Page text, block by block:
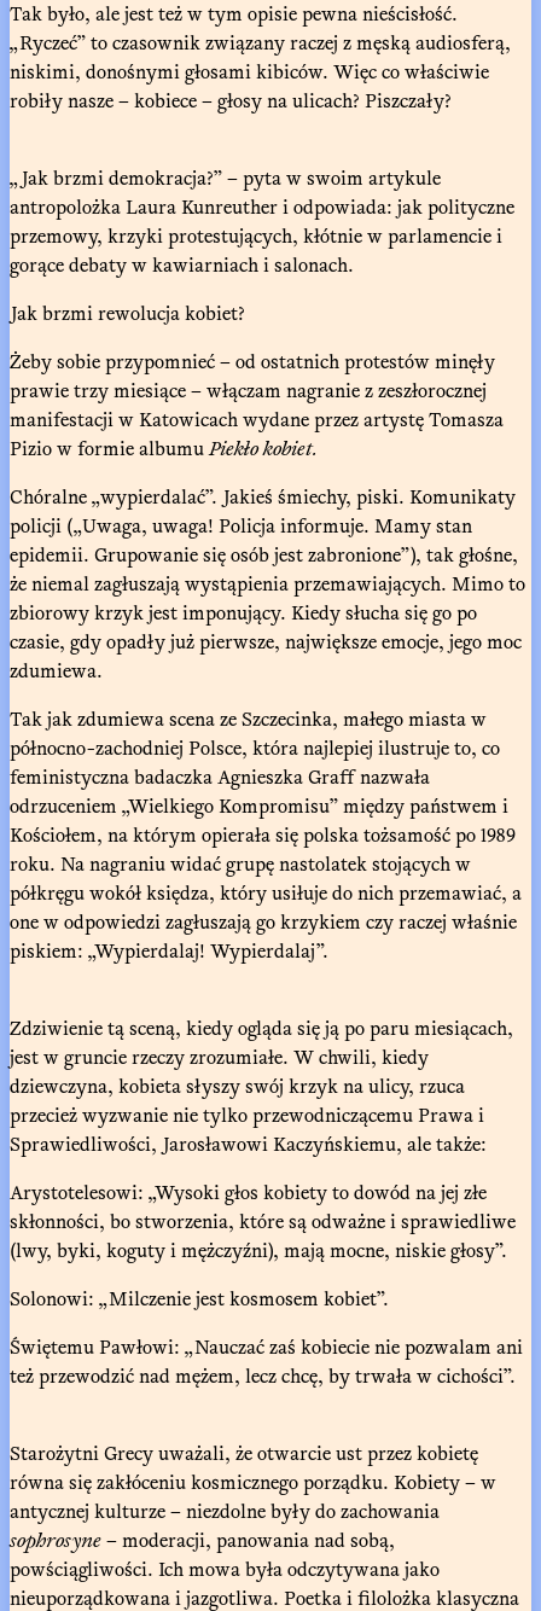
Tak było, ale jest też w tym opisie pewna nieścisłość.
„Ryczeć” to czasownik związany raczej z męską audiosferą,
niskimi, donośnymi głosami kibiców. Więc co właściwie
robiły nasze – kobiece – głosy na ulicach? Piszczały?
„Jak brzmi demokracja?” – pyta w swoim artykule
antropolożka Laura Kunreuther i odpowiada: jak polityczne
przemowy, krzyki protestujących, kłótnie w parlamencie i
gorące debaty w kawiarniach i salonach.
Jak brzmi rewolucja kobiet?
Żeby sobie przypomnieć – od ostatnich protestów minęły
prawie trzy miesiące – włączam nagranie z zeszłorocznej
manifestacji w Katowicach wydane przez artystę Tomasza
Pizio w formie albumuPiekło kobiet.
Chóralne „wypierdalać”. Jakieś śmiechy, piski. Komunikaty
policji („Uwaga, uwaga! Policja informuje. Mamy stan
epidemii. Grupowanie się osób jest zabronione”), tak głośne,
że niemal zagłuszają wystąpienia przemawiających. Mimo to
zbiorowy krzyk jest imponujący. Kiedy słucha się go po
czasie, gdy opadły już pierwsze, największe emocje, jego moc
zdumiewa.
Tak jak zdumiewa scena ze Szczecinka, małego miasta w
północno-zachodniej Polsce, która najlepiej ilustruje to, co
feministyczna badaczka Agnieszka Graff nazwała
odrzuceniem „Wielkiego Kompromisu” między państwem i
Kościołem, na którym opierała się polska tożsamość po 1989
roku. Na nagraniu widać grupę nastolatek stojących w
półkręgu wokół księdza, który usiłuje do nich przemawiać, a
one w odpowiedzi zagłuszają go krzykiem czy raczej właśnie
piskiem: „Wypierdalaj! Wypierdalaj”.
Zdziwienie tą sceną, kiedy ogląda się ją po paru miesiącach,
jest w gruncie rzeczy zrozumiałe. W chwili, kiedy
dziewczyna, kobieta słyszy swój krzyk na ulicy, rzuca
przecież wyzwanie nie tylko przewodniczącemu Prawa i
Sprawiedliwości, Jarosławowi Kaczyńskiemu, ale także:
Arystotelesowi: „Wysoki głos kobiety to dowód na jej złe
skłonności, bo stworzenia, które są odważne i sprawiedliwe
(lwy, byki, koguty i mężczyźni), mają mocne, niskie głosy”.
Solonowi: „Milczenie jest kosmosem kobiet”.
Świętemu Pawłowi: „Nauczać zaś kobiecie nie pozwalam ani
też przewodzić nad mężem, lecz chcę, by trwała w cichości”.
Starożytni Grecy uważali, że otwarcie ust przez kobietę
równa się zakłóceniu kosmicznego porządku. Kobiety – w
antycznej kulturze – niezdolne były do zachowania
sophrosyne– moderacji, panowania nad sobą,
powściągliwości. Ich mowa była odczytywana jako
nieuporządkowana i jazgotliwa. Poetka i filolożka klasyczna